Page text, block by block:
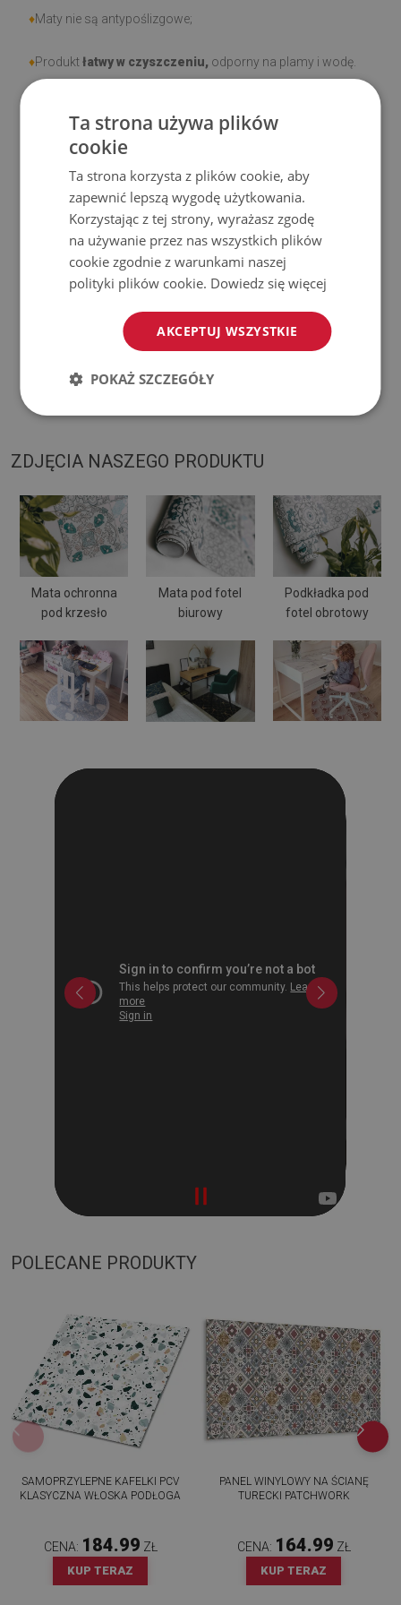
♦Maty nie są antypoślizgowe;
♦Produktłatwy w czyszczeniu, odporny na plamy i wodę.
użytkowaniu wynikające z upływu czasu (np. przetarcia) nie
podlegają reklamacjom.
Jak dbać o produkt?
Czyść wilgotną szmatką — nie używaj silnych środków
chemicznych.
Regularnie wietrz dolną warstwę maty.
Mata jest przeznaczona do użytku natwardej
powierzchni. Po umieszczeniu na miękkiej powierzchni
ZDJĘCIA NASZEGO PRODUKTU
Mata ochronna
pod krzesło
Mata pod fotel
biurowy
Podkładka pod
fotel obrotowy
POLECANE PRODUKTY
SAMOPRZYLEPNE KAFELKI PCV
KLASYCZNA WŁOSKA PODŁOGA
CENA: 184.99 ZŁ
KUP TERAZ
PANEL WINYLOWY NA ŚCIANĘ
TURECKI PATCHWORK
CENA: 164.99 ZŁ
KUP TERAZ
Ta strona używa plików
cookie
Ta strona korzysta z plików cookie, aby
zapewnić lepszą wygodę użytkowania.
Korzystając z tej strony, wyrażasz zgodę
na używanie przez nas wszystkich plików
cookie zgodnie z warunkami naszej
polityki plików cookie. Dowiedz się więcej
AKCEPTUJ WSZYSTKIE
POKAŻ SZCZEGÓŁY